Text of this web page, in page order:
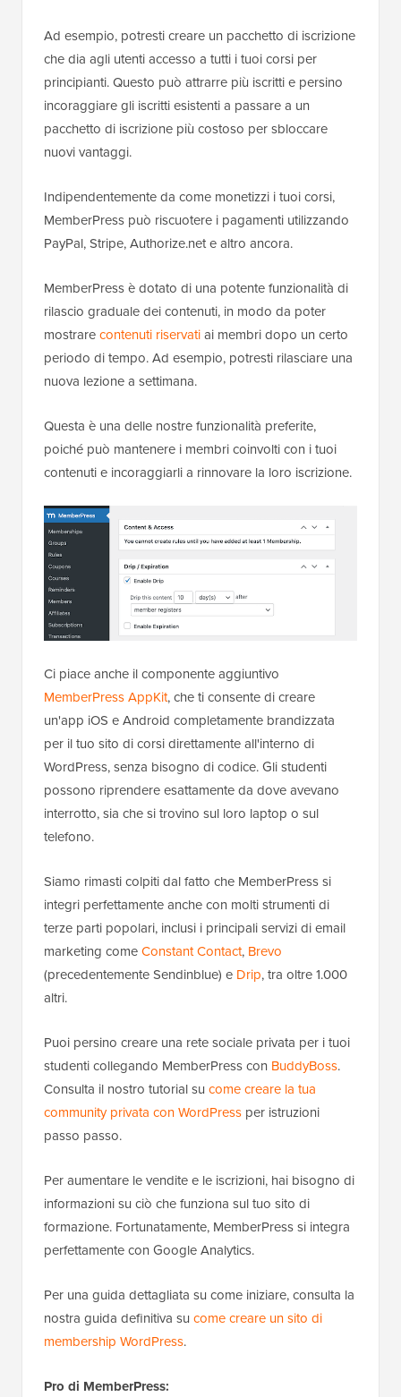
Ad esempio, potresti creare un pacchetto di iscrizione
che dia agli utenti accesso a tutti i tuoi corsi per
principianti. Questo può attrarre più iscritti e persino
incoraggiare gli iscritti esistenti a passare a un
pacchetto di iscrizione più costoso per sbloccare
nuovi vantaggi.
Indipendentemente da come monetizzi i tuoi corsi,
MemberPress può riscuotere i pagamenti utilizzando
PayPal, Stripe, Authorize.net e altro ancora.
MemberPress è dotato di una potente funzionalità di
rilascio graduale dei contenuti, in modo da poter
mostrarecontenuti riservatiai membri dopo un certo
periodo di tempo. Ad esempio, potresti rilasciare una
nuova lezione a settimana.
Questa è una delle nostre funzionalità preferite,
poiché può mantenere i membri coinvolti con i tuoi
contenuti e incoraggiarli a rinnovare la loro iscrizione.
Ci piace anche il componente aggiuntivo
MemberPress AppKit, che ti consente di creare
un'app iOS e Android completamente brandizzata
per il tuo sito di corsi direttamente all'interno di
WordPress, senza bisogno di codice. Gli studenti
possono riprendere esattamente da dove avevano
interrotto, sia che si trovino sul loro laptop o sul
telefono.
Siamo rimasti colpiti dal fatto che MemberPress si
integri perfettamente anche con molti strumenti di
terze parti popolari, inclusi i principali servizi di email
marketing comeConstant Contact, Brevo
(precedentemente Sendinblue) e Drip, tra oltre 1.000
altri.
Puoi persino creare una rete sociale privata per i tuoi
studenti collegando MemberPress con BuddyBoss.
Consulta il nostro tutorial su come creare la tua
community privata con WordPress per istruzioni
passo passo.
Per aumentare le vendite e le iscrizioni, hai bisogno di
informazioni su ciò che funziona sul tuo sito di
formazione. Fortunatamente, MemberPress si integra
perfettamente con Google Analytics.
Per una guida dettagliata su come iniziare, consulta la
nostra guida definitiva su come creare un sito di
membership WordPress.
Pro di MemberPress: